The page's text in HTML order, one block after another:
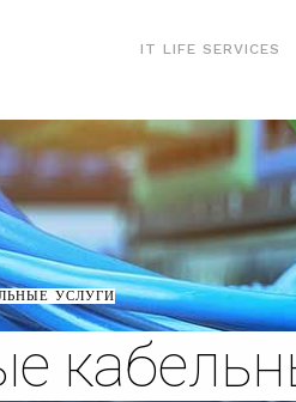
IT LIFE SERVICES
УСЛУГИ